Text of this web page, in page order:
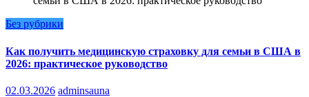
Без рубрики
Как получить медицинскую страховку для семьи в США в
2026: практическое руководство
02.03.2026 adminsauna